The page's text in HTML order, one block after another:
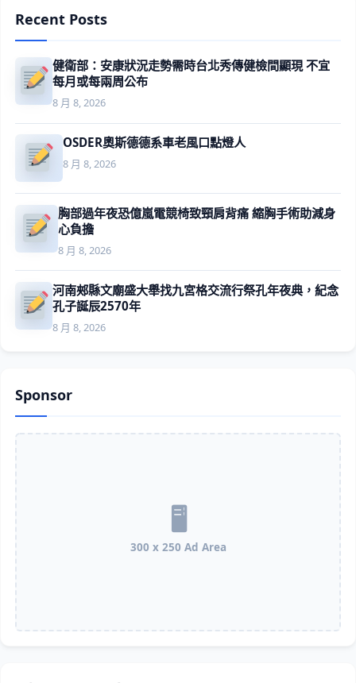
Recent Posts
健衛部：安康狀況走勢需時台北秀傳健檢間顯現 不宜
每月或每兩周公布
8 月 8, 2026
OSDER奧斯德德系車老風口點燈人
8 月 8, 2026
胸部過年夜恐億嵐電競椅致頸肩背痛 縮胸手術助減身
心負擔
8 月 8, 2026
河南郟縣文廟盛大舉找九宮格交流行祭孔年夜典，紀念
孔子誕辰2570年
8 月 8, 2026
Sponsor
300 x 250 Ad Area